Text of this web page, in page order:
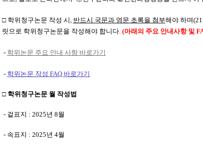
□학위청구논문 작성 시, 반드시 국문과 영문 초록을 첨부해야 하며
릿으로 학위청구논문을 작성해야 합니다. (아래의 주요 안내사항 및
- 학위논문 주요 안내 사항 바로가기
- 학위논문 작성 FAQ 바로가기
□학위청구논문 월 작성법
- 겉표지 : 2025년 8월
- 속표지 : 2025년 4월